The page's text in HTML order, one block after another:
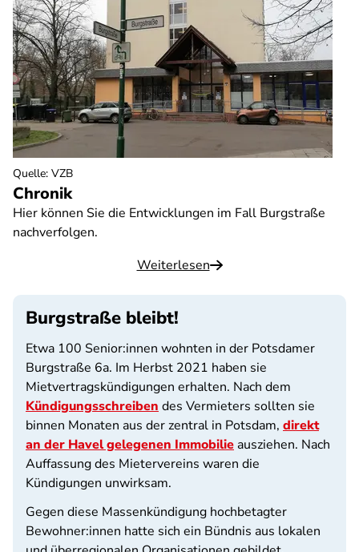
Chronik
Hier können Sie die Entwicklungen im Fall Burgstraße
nachverfolgen.
Weiterlesen
Quelle: VZB
Burgstraße bleibt!
Etwa 100 Senior:innen wohnten in der Potsdamer
Burgstraße 6a. Im Herbst 2021 haben sie
Mietvertragskündigungen erhalten. Nach dem
Kündigungsschreiben des Vermieters sollten sie
binnen Monaten aus der zentral in Potsdam, direkt
an der Havel gelegenen Immobilieausziehen. Nach
Auffassung des Mietervereins waren die
Kündigungen unwirksam.
Gegen diese Massenkündigung hochbetagter
Bewohner:innen hatte sich ein Bündnis aus lokalen